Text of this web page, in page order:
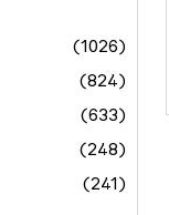
(1026)
(824)
(633)
(248)
(241)